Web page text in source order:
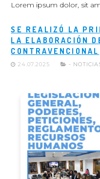
Lorem ipsum dolor, sit
SE REALIZÓ LA
LA ELABORACIÓN
CONTRAVENCIONAL
24.07.2025 -